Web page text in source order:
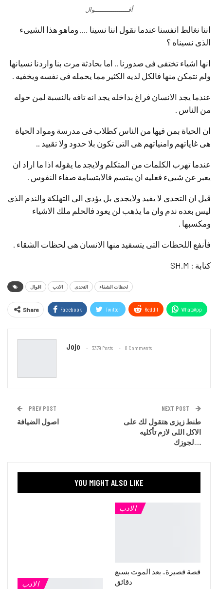
أقـــــــــــــــــوال
اننا نغالط انفسنا عندما نقول اننا نسينا …. وماهو هذا الشيىء
الذى نسيناه ؟
انها اشياء تختفى فى صدورنا .. اما بحادثة مرت بنا واردنا نسيانها
ولم نتمكن منها فالكل لديه الكثير مما يحمله فى نفسه ويخفيه .
عندما يجد الانسان فراغ بداخله يجد انه تافه بالنسبة لمن حوله
من الناس .
ان الحياة بمن فيها من الناس كطلاب فى مدرسة ومواد الحياة
هى غاياتهم وامنياتهم هى التى تكون بلا حدود ولا تقييد ..
عندما تهرب الكلمات من المتكلم ولايجد ما يقوله اذا ما اراد ان
يعبر عن شيىء فعليه ان يبتسم فالابتسامة صفاء النفوس .
قيل ان التحدى لا يفيد ولايجدى بل يؤدى الى التهلكة والندم الذى
ليس بعده ندم وان ما يذهب لن يعود فالحلم ملك الاشياء
ومكسبها .
فأنفع اللحظات التى يتسفيد منها الانسان هى لحظات الشقاء .
كتابة : SH.M
اقوال الادب التحدى لحظات الشقاء
Share Facebook Twitter ReddIt WhatsApp
Jojo 3379 Posts 0 Comments
PREV POST
اصول الضيافة
NEXT POST
طنط زيزى هتقول لك على
الاكل اللى لازم تأكليه
لجوزك….
YOU MIGHT ALSO LIKE
الادب
الادب
قصة قصيرة.. بعد الموت بسبع
دقائق